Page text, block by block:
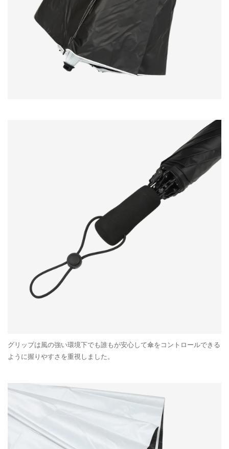
グリップは風の強い環境下でも誰もが安心して傘をコントロールできる
ように握りやすさを重視しました。